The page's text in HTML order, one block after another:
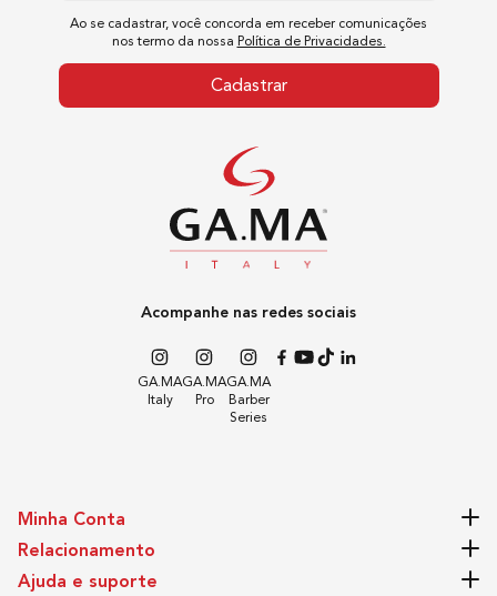
2,5A - 250V~ - Plug Hexagonal - Pino Redondo de
Temperatura Mínima
Temperatura Máxima
45 segundos
Ao se cadastrar, você concorda em receber comunicações
nos termo da nossa Política de Privacidades.
Cadastrar
Acompanhe nas redes sociais
GA.MA
Italy
GA.MA
Pro
GA.MA
Barber
Series
Minha Conta
Relacionamento
Ajuda e suporte